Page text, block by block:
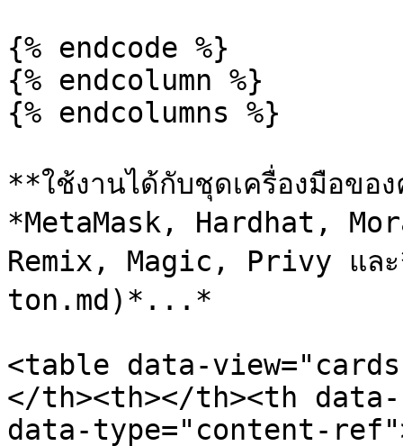
{% endcode %}
{% endcolumn %}
{% endcolumns %}
**ใช้งานได้กับชุดเครื่องมือข
*MetaMask, Hardhat,
Remix, Magic, Privy แ
ton.md)*...*
<table data-
</th><th></th><th
data-type="content-